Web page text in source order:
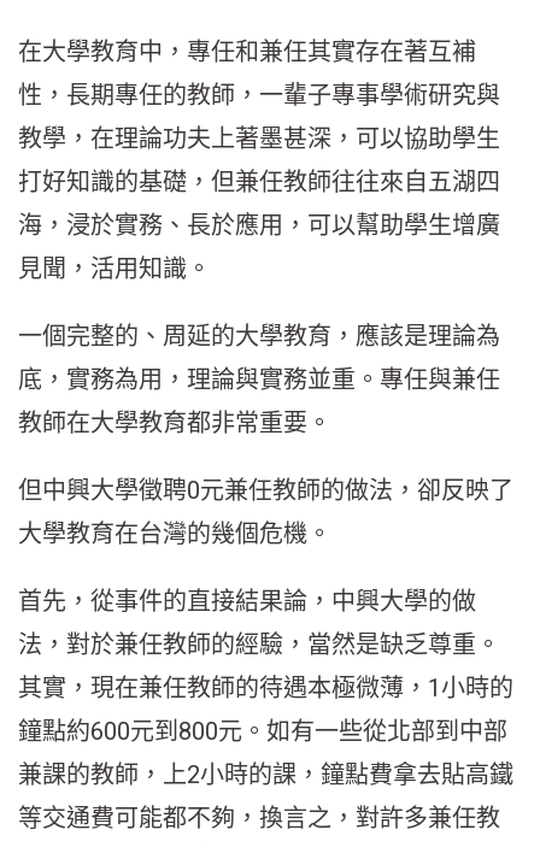
在大學教育中，專任和兼任其實存在著互補
性，長期專任的教師，一輩子專事學術研究與
教學，在理論功夫上著墨甚深，可以協助學生
打好知識的基礎，但兼任教師往往來自五湖四
海，浸於實務、長於應用，可以幫助學生增廣
見聞，活用知識。
一個完整的、周延的大學教育，應該是理論為
底，實務為用，理論與實務並重。專任與兼任
教師在大學教育都非常重要。
但中興大學徵聘0元兼任教師的做法，卻反映了
大學教育在台灣的幾個危機。
首先，從事件的直接結果論，中興大學的做
法，對於兼任教師的經驗，當然是缺乏尊重。
其實，現在兼任教師的待遇本極微薄，1小時的
鐘點約600元到800元。如有一些從北部到中部
兼課的教師，上2小時的課，鐘點費拿去貼高鐵
等交通費可能都不夠，換言之，對許多兼任教